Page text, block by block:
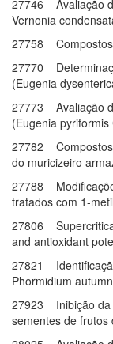
27746 Avaliação
Vernonia
27758 Compostos
27770
(Eugenia
27773 Avaliação
(Eugenia
27782 Compostos
do muricizeiro
27788
tratados com 1-
27806
and antioxidant
27821
Phormidium
27923 Inibição da
sementes de frutos